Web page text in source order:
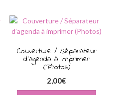
Couverture / Séparateur
d’agenda à imprimer
(Photos)
2,00€